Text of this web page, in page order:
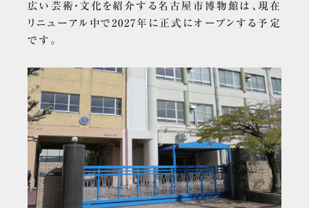
広い芸術・文化を紹介する名古屋市博物館は、現在
リニューアル中で2027年に正式にオープンする予定
です。